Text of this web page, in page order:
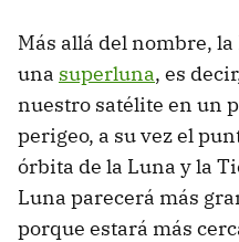
Más allá del nombre,
una superluna, es
nuestro satélite en un
perigeo, a su vez el
órbita de la Luna y la
Luna parecerá más
porque estará más